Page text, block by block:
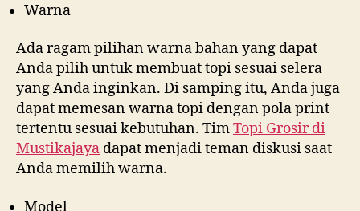
Warna
Ada ragam pilihan warna bahan yang dapat
Anda pilih untuk membuat topi sesuai selera
yang Anda inginkan. Di samping itu, Anda juga
dapat memesan warna topi dengan pola print
tertentu sesuai kebutuhan. TimTopi Grosir di
Mustikajaya dapat menjadi teman diskusi saat
Anda memilih warna.
Model